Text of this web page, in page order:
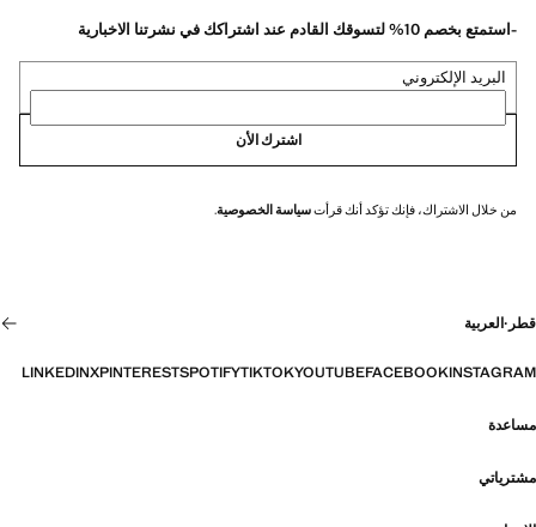
-استمتع بخصم 10% لتسوقك القادم عند اشتراكك في نشرتنا الاخبارية
البريد الإلكتروني
اشترك الأن
من خلال الاشتراك، فإنك تؤكد أنك قرأتسياسة الخصوصية.
قطر ·العربية
INSTAGRAM
FACEBOOK
YOUTUBE
TIKTOK
SPOTIFY
PINTEREST
X
LINKEDIN
مساعدة
مشترياتي